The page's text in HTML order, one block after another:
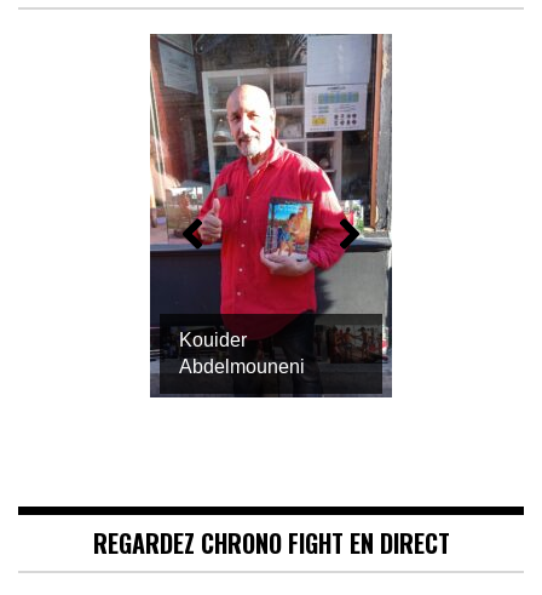
Kouider
Abdelmouneni
REGARDEZ CHRONO FIGHT EN DIRECT